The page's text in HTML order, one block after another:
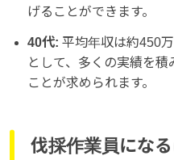
げることができます。
40代: 平均年収は約450
として、多くの実績を
ことが求められます。
伐採作業員にな